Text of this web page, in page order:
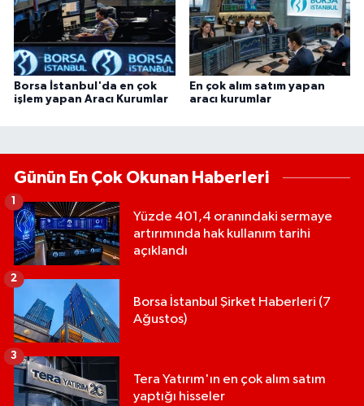
Borsa İstanbul'da en çok
işlem yapan Aracı Kurumlar
En çok alım satım yapan
aracı kurumlar
Günün En Çok Okunan Haberleri
Yüzde 401,4 oranındaki sermaye
artırımında hak kullanım tarihi
açıklandı
Borsa İstanbul Şirket Haberleri (7
Ağustos)
2
Tera Yatırım'ın en çok alım satım
yaptığı hisseler
3